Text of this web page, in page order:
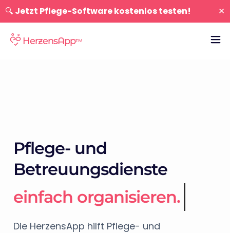
🔍 Jetzt Pflege-Software kostenlos testen! ×
HerzensApp™
Pflege- und
Betreuungsdienste
einfach organisieren.
Die HerzensApp hilft Pflege- und